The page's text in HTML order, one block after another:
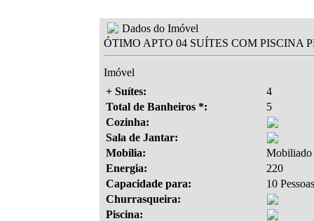
Dados do Imóvel
ÓTIMO APTO 04 SUÍTES COM PISCINA
Imóvel
+ Suítes:
4
Total de Banheiros *:
5
Cozinha:
Sala de Jantar:
Mobilia:
Mobiliado
Energia:
220
Capacidade para:
10
Churrasqueira:
Piscina: